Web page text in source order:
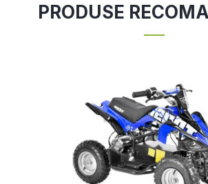
PRODUSE